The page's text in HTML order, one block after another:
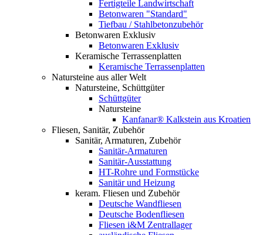
Fertigteile Landwirtschaft
Betonwaren "Standard"
Tiefbau / Stahlbetonzubehör
Betonwaren Exklusiv
Betonwaren Exklusiv
Keramische Terrassenplatten
Keramische Terrassenplatten
Natursteine aus aller Welt
Natursteine, Schüttgüter
Schüttgüter
Natursteine
Kanfanar® Kalkstein aus Kroatien
Fliesen, Sanitär, Zubehör
Sanitär, Armaturen, Zubehör
Sanitär-Armaturen
Sanitär-Ausstattung
HT-Rohre und Formstücke
Sanitär und Heizung
keram. Fliesen und Zubehör
Deutsche Wandfliesen
Deutsche Bodenfliesen
Fliesen i&M Zentrallager